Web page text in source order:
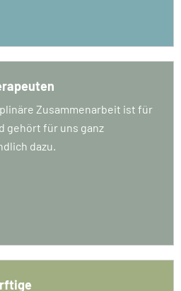
Zusammenarbeit ist für
gehört für uns ganz
dazu.